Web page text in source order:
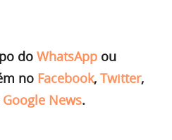
do WhatsApp ou
no Facebook, Twitter,
Google News.